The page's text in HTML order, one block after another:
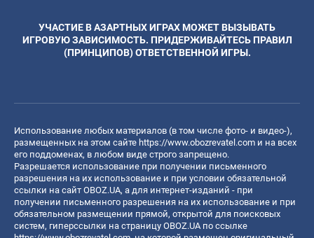
УЧАСТИЕ В АЗАРТНЫХ ИГРАХ МОЖЕТ ВЫЗЫВАТЬ
ИГРОВУЮ ЗАВИСИМОСТЬ. ПРИДЕРЖИВАЙТЕСЬ ПРАВИЛ
(ПРИНЦИПОВ) ОТВЕТСТВЕННОЙ ИГРЫ.
Использование любых материалов (в том числе фото- и видео-),
размещенных на этом сайте https://www.obozrevatel.com и на всех
его поддоменах, в любом виде строго запрещено.
Разрешается использование при получении письменного
разрешения на их использование и при условии обязательной
ссылки на сайт OBOZ.UA, а для интернет-изданий - при
получении письменного разрешения на их использование и при
обязательном размещении прямой, открытой для поисковых
систем, гиперссылки на страницу OBOZ.UA по ссылке